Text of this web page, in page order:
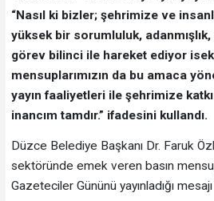
“Nasıl ki bizler; şehrimize ve
yüksek bir sorumluluk,
görev bilinci ile hareket ediyor
mensuplarımızın da bu amaca
yayın faaliyetleri ile şehrimize
inancım tamdır.” ifadesini kullandı.
Düzce Belediye Başkanı Dr. Faruk
sektöründe emek veren basın
Gazeteciler Gününü yayınladığı